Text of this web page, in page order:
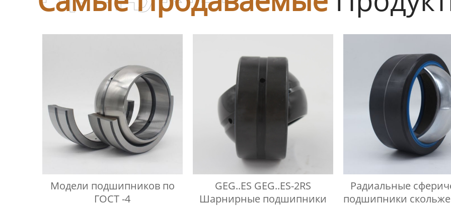
Модели подшипников по
ГОСТ -4
GEG..ES GEG..ES-2RS
Шарнирные подшипники
Радиальные
подшипники